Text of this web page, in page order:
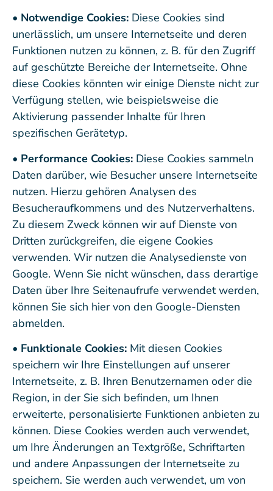
• Notwendige Cookies: Diese Cookies sind
unerlässlich, um unsere Internetseite und deren
Funktionen nutzen zu können, z. B. für den Zugriff
auf geschützte Bereiche der Internetseite. Ohne
diese Cookies könnten wir einige Dienste nicht zur
Verfügung stellen, wie beispielsweise die
Aktivierung passender Inhalte für Ihren
spezifischen Gerätetyp.
• Performance Cookies: Diese Cookies sammeln
Daten darüber, wie Besucher unsere Internetseite
nutzen. Hierzu gehören Analysen des
Besucheraufkommens und des Nutzerverhaltens.
Zu diesem Zweck können wir auf Dienste von
Dritten zurückgreifen, die eigene Cookies
verwenden. Wir nutzen die Analysedienste von
Google. Wenn Sie nicht wünschen, dass derartige
Daten über Ihre Seitenaufrufe verwendet werden,
können Sie sich hier von den Google-Diensten
abmelden.
• Funktionale Cookies: Mit diesen Cookies
speichern wir Ihre Einstellungen auf unserer
Internetseite, z. B. Ihren Benutzernamen oder die
Region, in der Sie sich befinden, um Ihnen
erweiterte, personalisierte Funktionen anbieten zu
können. Diese Cookies werden auch verwendet,
um Ihre Änderungen an Textgröße, Schriftarten
und andere Anpassungen der Internetseite zu
speichern. Sie werden auch verwendet, um von